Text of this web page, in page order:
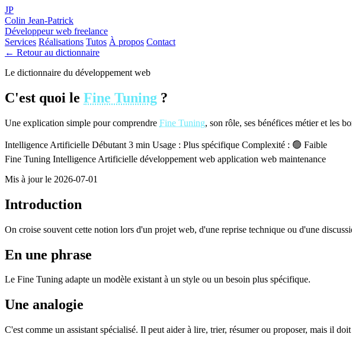
JP
Colin Jean-Patrick
Développeur web freelance
Services Réalisations Tutos À propos Contact
← Retour au dictionnaire
Le dictionnaire du développement web
C'est quoi le Fine Tuning ?
Une explication simple pour comprendre Fine Tuning, son rôle, ses bénéfices métier et les
Intelligence Artificielle Débutant 3 min Usage : Plus spécifique Complexité : 🟢 Faible
Fine Tuning Intelligence Artificielle développement web application web maintenance
Mis à jour le 2026-07-01
Introduction
On croise souvent cette notion lors d'un projet web, d'une reprise technique ou d'une
En une phrase
Le Fine Tuning adapte un modèle existant à un style ou un besoin plus spécifique.
Une analogie
C'est comme un assistant spécialisé. Il peut aider à lire, trier, résumer ou proposer, mais il